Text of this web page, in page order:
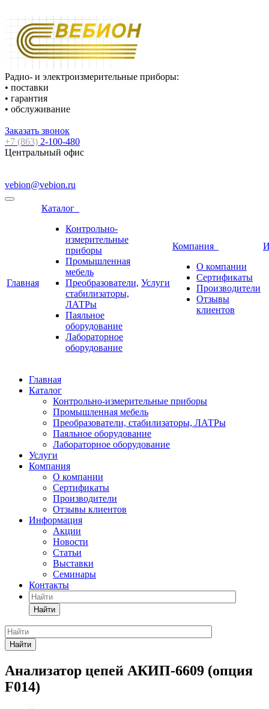
Радио- и электроизмерительные приборы:
• поставки
• гарантия
• обслуживание
Заказать звонок
+7 (863) 2-100-480
Центральный офис
vebion@vebion.ru
Главная
Каталог
Контрольно-
измерительные
приборы
Промышленная
мебель
Преобразователи,
стабилизаторы,
ЛАТРы
Паяльное
оборудование
Лабораторное
оборудование
Услуги
Компания
О компании
Сертификаты
Производители
Отзывы
клиентов
Главная
Каталог
Контрольно-измерительные приборы
Промышленная мебель
Преобразователи, стабилизаторы, ЛАТРы
Паяльное оборудование
Лабораторное оборудование
Услуги
Компания
О компании
Сертификаты
Производители
Отзывы клиентов
Информация
Акции
Новости
Статьи
Выставки
Семинары
Контакты
Найти
Найти
Анализатор цепей АКИП-6609 (опция
F014)